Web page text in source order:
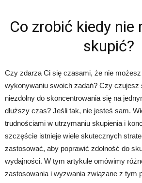
Co zrobić kiedy nie
skupić?
Czy zdarza Ci się czasami, że nie
wykonywaniu swoich zadań? Czy czujesz
niezdolny do skoncentrowania się na
dłuższy czas? Jeśli tak, nie jesteś sam.
trudnościami w utrzymaniu skupienia i
szczęście istnieje wiele skutecznych
zastosować, aby poprawić zdolność do
wydajności. W tym artykule omówimy
zastosowania i wyzwania związane z tym